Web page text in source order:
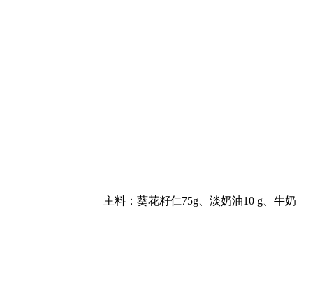
主料：葵花籽仁75g、淡奶油10 g、牛奶